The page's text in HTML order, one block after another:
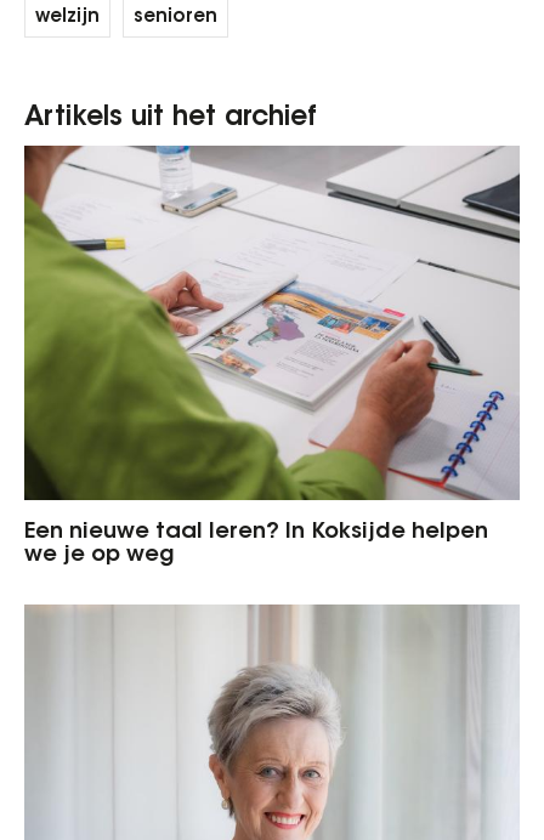
welzijn senioren
Artikels uit het archief
Een nieuwe taal leren? In Koksijde helpen
we je op weg